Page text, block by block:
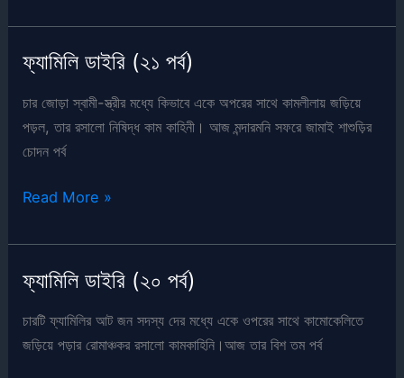
(২২
ফ্যামিলি ডাইরি (২১ পর্ব)
চার জোড়া স্বামী-স্ত্রীর মধ্যে কিভাবে একে অপরের সাথে কামলীলায় জড়িয়ে
পড়ল, তার রসালো নিষিদ্ধ কাম কাহিনী। আজ মন্দারমনি সফরে জামাই শাশুড়ির
চোদন পর্ব
ফ্যামিলি
(২১
Read More »
ফ্যামিলি ডাইরি (২০ পর্ব)
চারটি ফ্যামিলির আট জন সদস্য দের মধ্যে একে ওপরের সাথে কামোকেলিতে
জড়িয়ে পড়ার রোমাঞ্চকর রসালো কামকাহিনি।আজ তার বিশ তম পর্ব